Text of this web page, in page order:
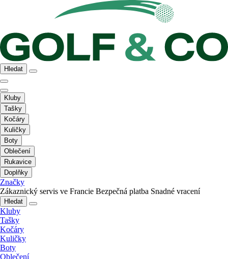
Hledat
Kluby
Tašky
Kočáry
Kuličky
Boty
Oblečení
Rukavice
Doplňky
Značky
Zákaznický servis ve Francie Bezpečná platba Snadné vracení
Hledat
Kluby
Tašky
Kočáry
Kuličky
Boty
Oblečení